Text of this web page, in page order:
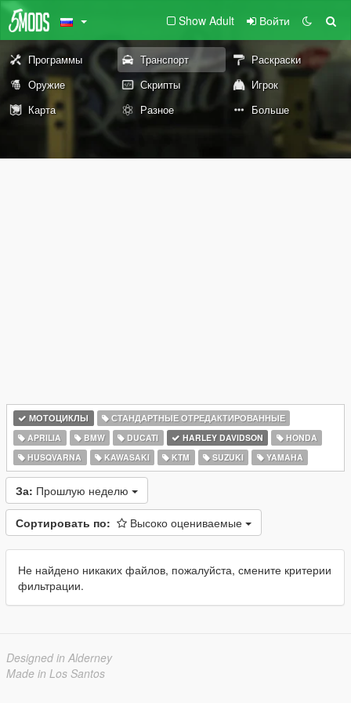
Show Adult Войти
Программы Транспорт
Раскраски
Оружие
Скрипты
Игрок
Карта
Разное Больше
МОТОЦИКЛЫ
СТАНДАРТНЫЕ ОТРЕДАКТИРОВАННЫЕ
APRILIA
BMW DUCATI HARLEY DAVIDSON
HONDA
HUSQVARNA
KAWASAKI KTM SUZUKI YAMAHA
За: Прошлую неделю
Сортировать по: Высоко оцениваемые
Не найдено никаких файлов, пожалуйста, смените критерии
фильтрации.
Designed in Alderney
Made in Los Santos